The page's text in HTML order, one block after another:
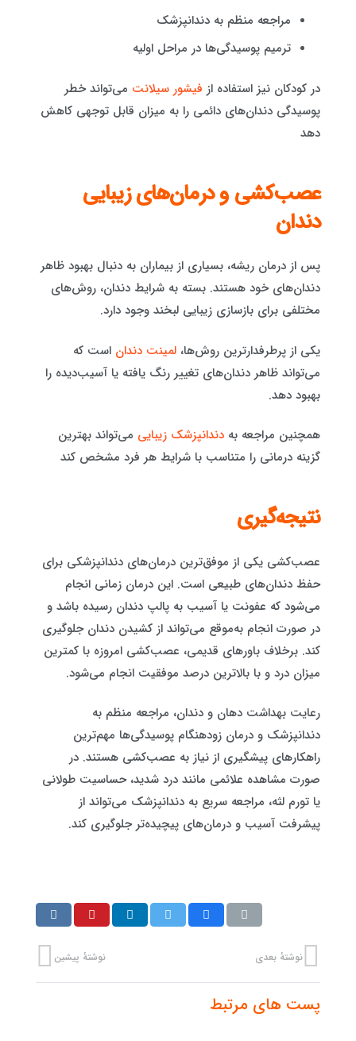
مراجعه منظم به دندانپزشک
ترمیم پوسیدگی‌ها در مراحل اولیه
در کودکان نیز استفاده از فیشور سیلانت می‌تواند خطر
پوسیدگی دندان‌های دائمی را به میزان قابل توجهی کاهش
دهد
عصب‌کشی و درمان‌های زیبایی
دندان
پس از درمان ریشه، بسیاری از بیماران به دنبال بهبود ظاهر
دندان‌های خود هستند. بسته به شرایط دندان، روش‌های
مختلفی برای بازسازی زیبایی لبخند وجود دارد.
یکی از پرطرفدارترین روش‌ها، لمینت دندان است که
می‌تواند ظاهر دندان‌های تغییر رنگ یافته یا آسیب‌دیده را
بهبود دهد.
همچنین مراجعه به دندانپزشک زیبایی می‌تواند بهترین
گزینه درمانی را متناسب با شرایط هر فرد مشخص کند
نتیجه‌گیری
عصب‌کشی یکی از موفق‌ترین درمان‌های دندانپزشکی برای
حفظ دندان‌های طبیعی است. این درمان زمانی انجام
می‌شود که عفونت یا آسیب به پالپ دندان رسیده باشد و
در صورت انجام به‌موقع می‌تواند از کشیدن دندان جلوگیری
کند. برخلاف باورهای قدیمی، عصب‌کشی امروزه با کمترین
میزان درد و با بالاترین درصد موفقیت انجام می‌شود.
رعایت بهداشت دهان و دندان، مراجعه منظم به
دندانپزشک و درمان زودهنگام پوسیدگی‌ها مهم‌ترین
راهکارهای پیشگیری از نیاز به عصب‌کشی هستند. در
صورت مشاهده علائمی مانند درد شدید، حساسیت طولانی
یا تورم لثه، مراجعه سریع به دندانپزشک می‌تواند از
پیشرفت آسیب و درمان‌های پیچیده‌تر جلوگیری کند.
نوشتهٔ پیشین نوشتهٔ بعدی
پست های مرتبط